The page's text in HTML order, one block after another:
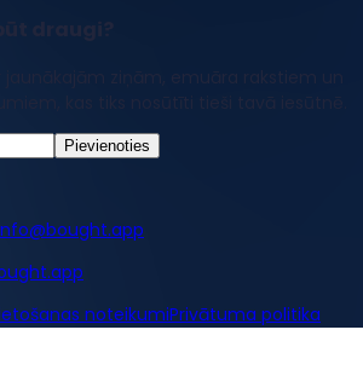
Pievienoties
noteikumiPrivātuma politika